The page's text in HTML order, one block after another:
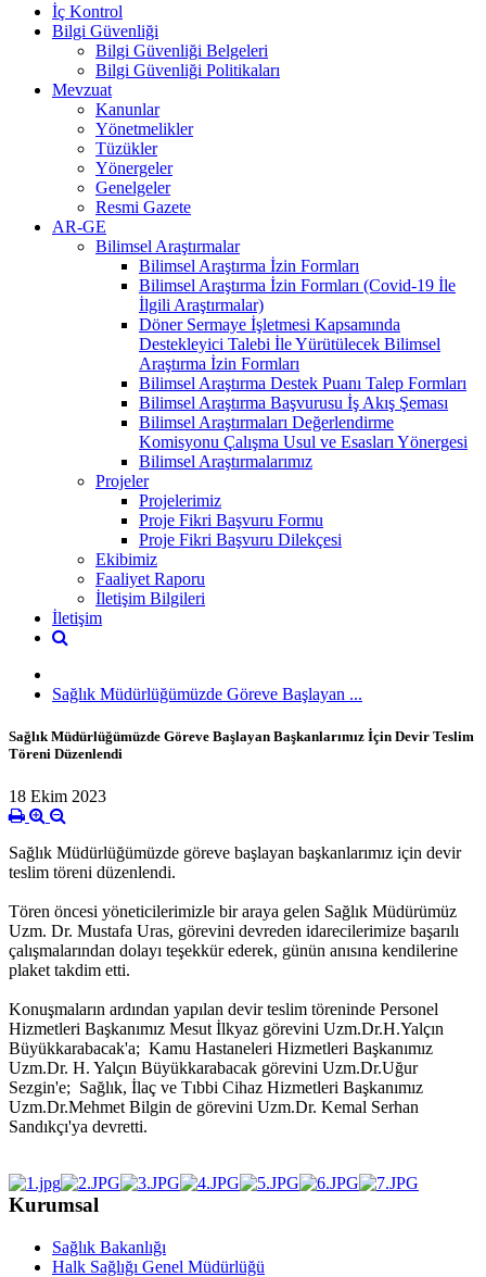
İç Kontrol
Bilgi Güvenliği
Bilgi Güvenliği Belgeleri
Bilgi Güvenliği Politikaları
Mevzuat
Kanunlar
Yönetmelikler
Tüzükler
Yönergeler
Genelgeler
Resmi Gazete
AR-GE
Bilimsel Araştırmalar
Bilimsel Araştırma İzin Formları
Bilimsel Araştırma İzin Formları (Covid-19 İle
İlgili Araştırmalar)
Döner Sermaye İşletmesi Kapsamında
Destekleyici Talebi İle Yürütülecek Bilimsel
Araştırma İzin Formları
Bilimsel Araştırma Destek Puanı Talep Formları
Bilimsel Araştırma Başvurusu İş Akış Şeması
Bilimsel Araştırmaları Değerlendirme
Komisyonu Çalışma Usul ve Esasları Yönergesi
Bilimsel Araştırmalarımız
Projeler
Projelerimiz
Proje Fikri Başvuru Formu
Proje Fikri Başvuru Dilekçesi
Ekibimiz
Faaliyet Raporu
İletişim Bilgileri
İletişim
Sağlık Müdürlüğümüzde Göreve Başlayan ...
Sağlık Müdürlüğümüzde Göreve Başlayan Başkanlarımız İçin Devir Teslim
Töreni Düzenlendi
18 Ekim 2023
Sağlık Müdürlüğümüzde göreve başlayan başkanlarımız için devir
teslim töreni düzenlendi.
Tören öncesi yöneticilerimizle bir araya gelen Sağlık Müdürümüz
Uzm. Dr. Mustafa Uras, görevini devreden idarecilerimize başarılı
çalışmalarından dolayı teşekkür ederek, günün anısına kendilerine
plaket takdim etti.
Konuşmaların ardından yapılan devir teslim töreninde Personel
Hizmetleri Başkanımız Mesut İlkyaz görevini Uzm.Dr.H.Yalçın
Büyükkarabacak'a; Kamu Hastaneleri Hizmetleri Başkanımız
Uzm.Dr. H. Yalçın Büyükkarabacak görevini Uzm.Dr.Uğur
Sezgin'e; Sağlık, İlaç ve Tıbbi Cihaz Hizmetleri Başkanımız
Uzm.Dr.Mehmet Bilgin de görevini Uzm.Dr. Kemal Serhan
Sandıkçı'ya devretti.
Kurumsal
Sağlık Bakanlığı
Halk Sağlığı Genel Müdürlüğü